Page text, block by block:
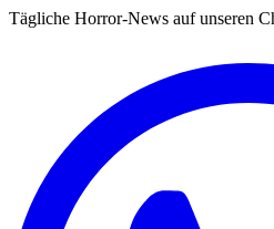
Tägliche Horror-News auf unseren